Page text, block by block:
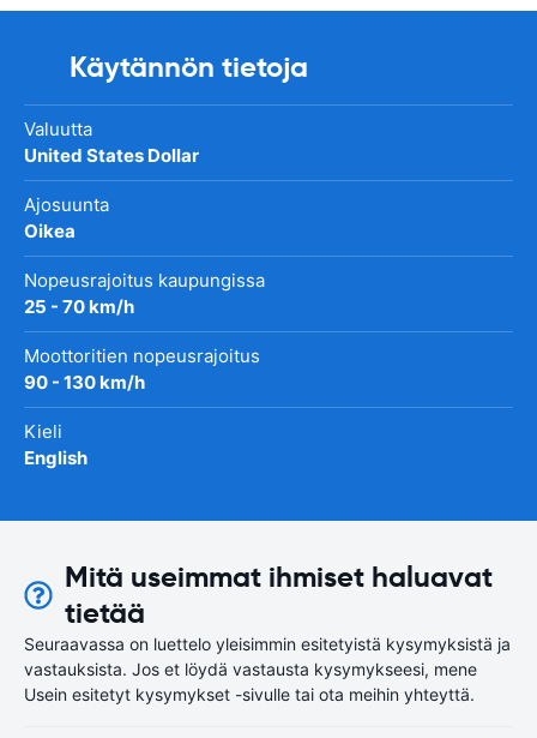
Käytännön tietoja
Valuutta
United States Dollar
Ajosuunta
Oikea
Nopeusrajoitus kaupungissa
25 - 70 km/h
Moottoritien nopeusrajoitus
90 - 130 km/h
Kieli
English
Mitä useimmat ihmiset haluavat
tietää
Seuraavassa on luettelo yleisimmin esitetyistä kysymyksistä ja
vastauksista. Jos et löydä vastausta kysymykseesi, mene
Usein esitetyt kysymykset -sivulle tai ota meihin yhteyttä.